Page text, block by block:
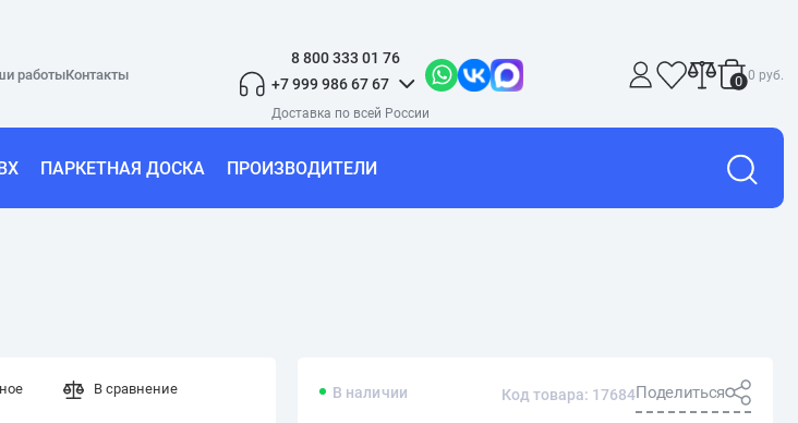
работыКонтакты
8 800 333 01 76
+7 999 986 67 67
0 0 руб.
ПАРКЕТНАЯ ДОСКА ПРОИЗВОДИТЕЛИ
В сравнение В наличии Код товара: 17684Поделиться